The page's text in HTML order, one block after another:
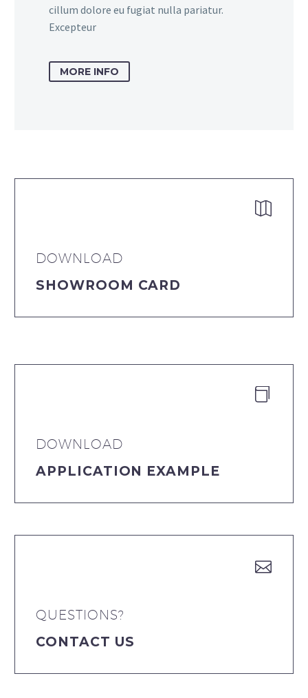
cillum dolore eu fugiat nulla pariatur.
Excepteur
MORE INFO


DOWNLOAD
SHOWROOM CARD


DOWNLOAD
APPLICATION EXAMPLE


QUESTIONS?
CONTACT US